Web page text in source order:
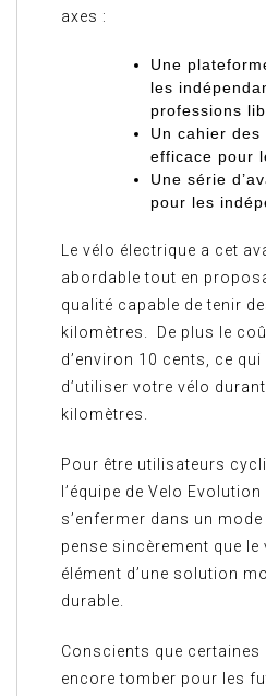
axes :
Une
les
professions
Un cahier
efficace pour
Une série
pour les
Le vélo électrique a cet
abordable tout en
qualité capable de tenir
kilomètres. De plus le
d’environ 10 cents, ce
d’utiliser votre vélo
kilomètres.
Pour être utilisateurs
l’équipe de Velo
s’enfermer dans un
pense sincèrement que
élément d’une solution
durable.
Conscients que
encore tomber pour les